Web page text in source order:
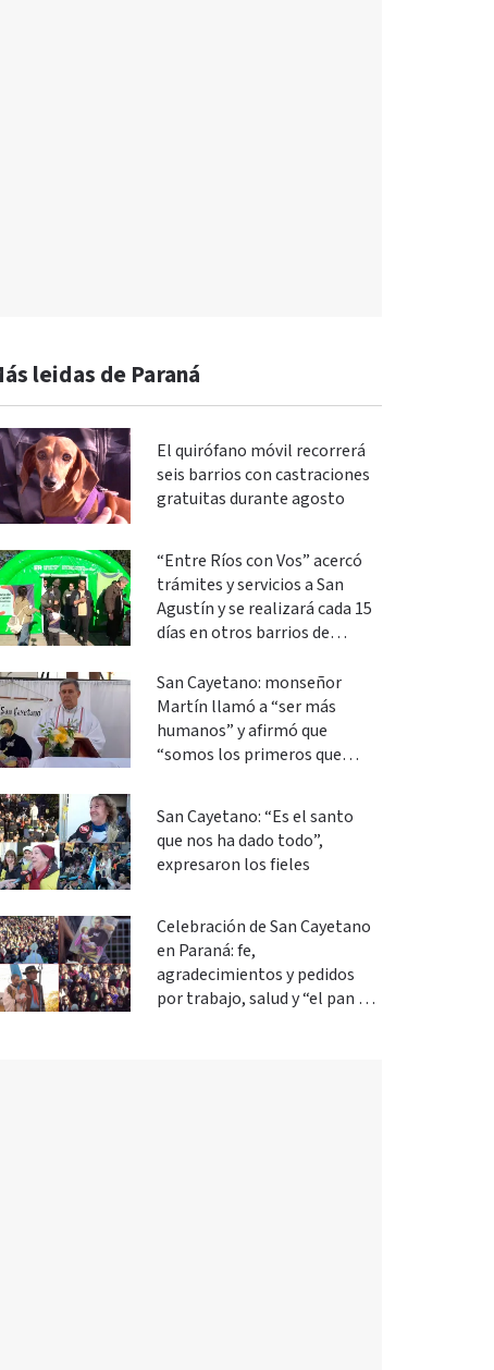
leidas de Paraná
El quirófano móvil recorrerá
seis barrios con castraciones
gratuitas durante agosto
“Entre Ríos con Vos” acercó
trámites y servicios a San
Agustín y se realizará cada 15
días en otros barrios de
San Cayetano: monseñor
Martín llamó a “ser más
humanos” y afirmó que
“somos los primeros que
San Cayetano: “Es el santo
que nos ha dado todo”,
expresaron los fieles
Celebración de San Cayetano
en Paraná: fe,
agradecimientos y pedidos
por trabajo, salud y “el pan de